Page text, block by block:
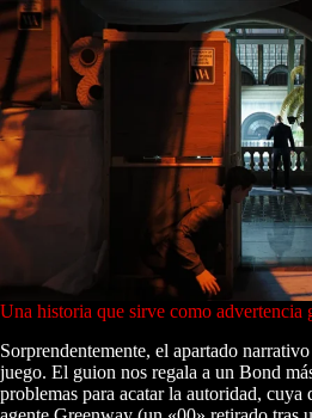
Una historia que sirve como advertencia
Sorprendentemente, el apartado
juego. El guion nos regala a un Bond
problemas para acatar la autoridad,